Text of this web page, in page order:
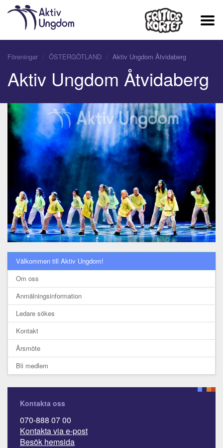
Föreningar ÖSTERGÖTLAND Aktiv Ungdom Åtvidaberg
Aktiv Ungdom Åtvidaberg
Välkommen till Aktiv Ungdom!
Om oss
Anmälningsinformation
Ledare sökes
Kontakt
Årsmöte
Bli medlem
Kontakta oss
070-888 07 00
Kontakta via e-post
Besök hemsida